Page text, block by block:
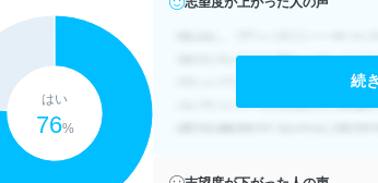
はい
76%
続